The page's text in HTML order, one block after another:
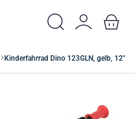
Kinderfahrrad Dino 123GLN, gelb, 12"